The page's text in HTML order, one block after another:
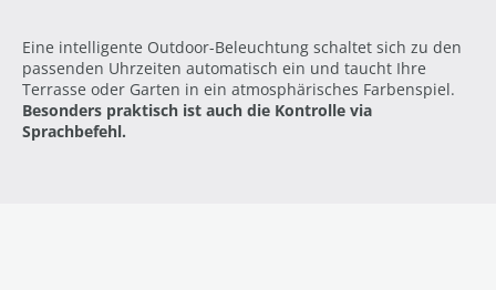
Eine intelligente Outdoor-Beleuchtung schaltet sich zu den
passenden Uhrzeiten automatisch ein und taucht Ihre
Terrasse oder Garten in ein atmosphärisches Farbenspiel.
Besonders praktisch ist auch die Kontrolle via
Sprachbefehl.